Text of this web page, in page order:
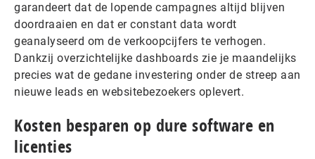
garandeert dat de lopende campagnes altijd blijven
doordraaien en dat er constant data wordt
geanalyseerd om de verkoopcijfers te verhogen.
Dankzij overzichtelijke dashboards zie je maandelijks
precies wat de gedane investering onder de streep aan
nieuwe leads en websitebezoekers oplevert.
Kosten besparen op dure software en
licenties